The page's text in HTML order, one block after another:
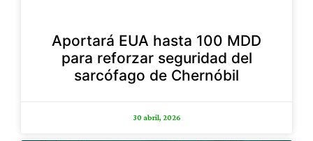
Aportará EUA hasta 100 MDD
para reforzar seguridad del
sarcófago de Chernóbil
30 abril, 2026